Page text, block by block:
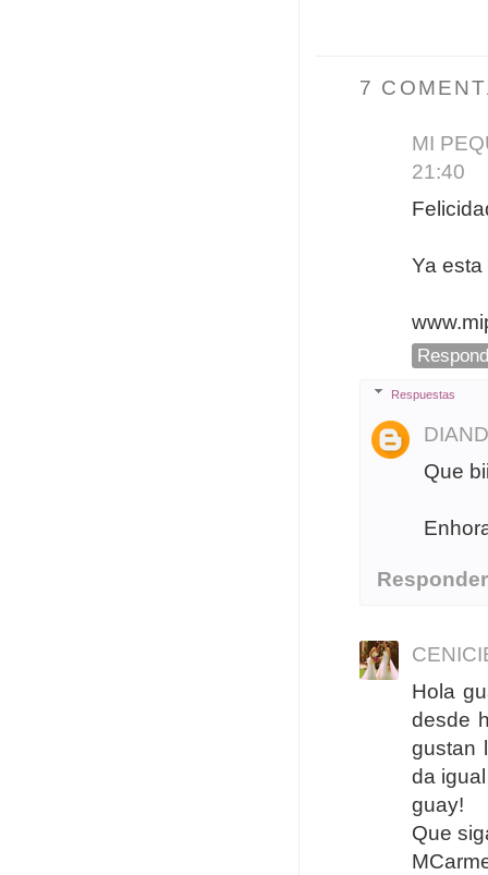
7
MI
21:40
Ya
Respuestas
Que
Responder
Hola
desde
gustan
da
guay!
Que